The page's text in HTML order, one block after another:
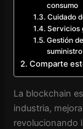
consumo
Cuidado
Servicios
Gestión
suministro
Comparte
La blockchain
industria,
revolucionando